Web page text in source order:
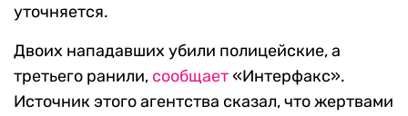
уточняется.
Двоих нападавших убили полицейские, а
третьего ранили, сообщает«Интерфакс».
Источник этого агентства сказал, что жертвами